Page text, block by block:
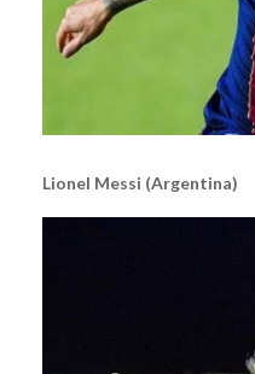
Lionel Messi (Argentina)